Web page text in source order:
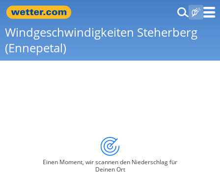
Windgeschwindigkeiten Steherberg
(Ennepetal)
Einen Moment, wir scannen den Niederschlag für
Deinen Ort